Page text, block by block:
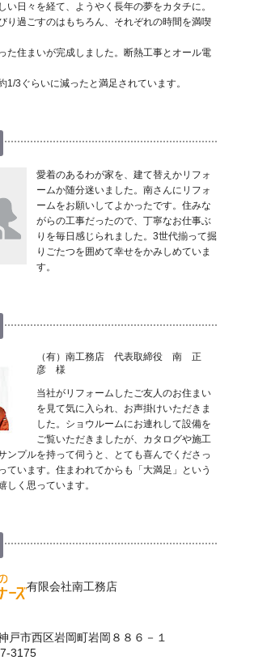
い日々を経て、ようやく長年の夢をカタチに。
り過ごすのはもちろん、それぞれの時間を満喫
た住まいが完成しました。断熱工事とオール電
1/3ぐらいに減ったと満足されています。
愛着のあるわが家を、建て替えかリフォ
ームか随分迷いました。南さんにリフォ
ームをお願いしてよかったです。住みな
がらの工事だったので、丁寧なお仕事ぶ
りを毎日感じられました。3世代揃って掘
りごたつを囲めて幸せをかみしめていま
す。
（有）南工務店 代表取締役 南 正
彦 様
当社がリフォームしたご友人のお住まい
を見て気に入られ、お声掛けいただきま
した。ショウルームにお連れして設備を
ご覧いただきましたが、カタログや施工
ンプルを持って伺うと、とても喜んでくださっ
ています。住まわれてからも「大満足」という
しく思っています。
有限会社南工務店
戸市西区岩岡町岩岡８８６－１
3175